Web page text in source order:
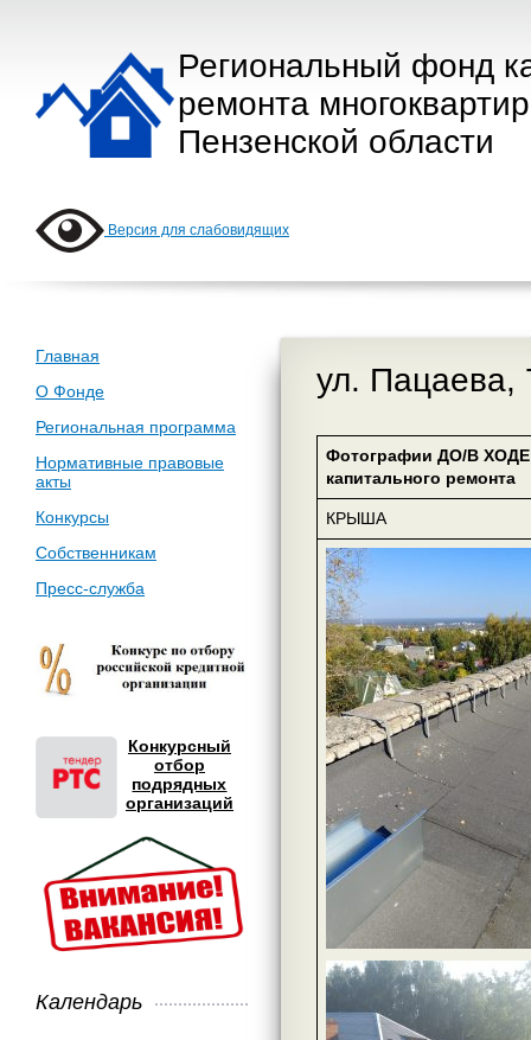
Региональный фонд
ремонта
Пензенской области
Версия для слабовидящих
Главная
О Фонде
Региональная программа
Нормативные правовые
акты
Конкурсы
Собственникам
Пресс-служба
Конкурсный
отбор
подрядных
организаций
Календарь
ул. Пацаева,
Фотографии ДО/В ХОДЕ
капитального ремонта
КРЫША